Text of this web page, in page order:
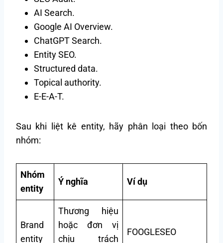
AI Search.
Google AI Overview.
ChatGPT Search.
Entity SEO.
Structured data.
Topical authority.
E-E-A-T.
Sau khi liệt kê entity, hãy phân loại theo bốn
nhóm:
Nhóm
entity
Ý nghĩa Ví dụ
Brand
entity
Thương hiệu
hoặc đơn vị
chịu trách
FOOGLESEO